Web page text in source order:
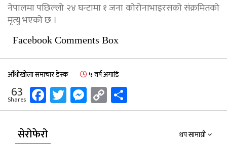
नेपालमा पछिल्लो २४ घन्टामा १ जना कोरोनाभाइरसको संक्रमितको
मृत्यु भएको छ ।
Facebook Comments Box
आँधीखोला समाचार डेस्क ५ वर्ष अगाडि
63
Shares Facebook
Twitter
Messenger
Copy
Link
सेरोफेरो थप सामाग्री